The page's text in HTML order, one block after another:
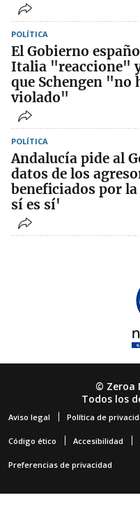
POLÍTICA
El Gobierno
Italia "reaccione"
que Schengen "no
violado"
POLÍTICA
Andalucía pide al
datos de los
beneficiados por
sí es sí'
© Zeroa
Todos los
Aviso legal Política de
Código ético Accesibilidad
Preferencias de privacidad